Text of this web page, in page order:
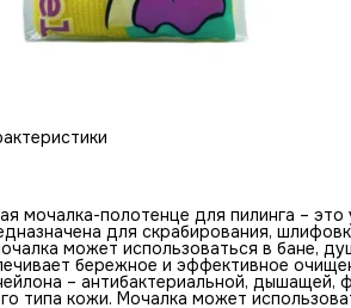
мочалка-полотенце для пилинга –
для скрабирования,
может использоваться в бане,
бережное и эффективное
– антибактериальной, дышащей,
типа кожи. Мочалка может